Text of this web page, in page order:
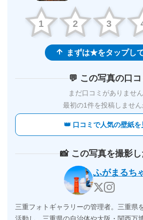
1 2 3
まずは★をタップし
💬 この写真の口コ
まだ口コミがありません
最初の1件を投稿しません
👑 口コミで人気の壁紙を
📸 この写真を撮影し
ふがまるち
三重フォトギャラリーの管理者。三重県